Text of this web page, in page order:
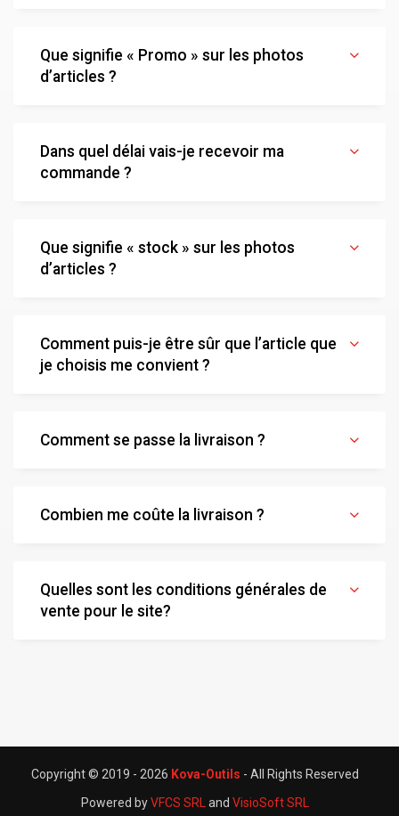
Que signifie « Promo » sur les photos
d’articles ?
Dans quel délai vais-je recevoir ma
commande ?
Que signifie « stock » sur les photos
d’articles ?
Comment puis-je être sûr que l’article que
je choisis me convient ?
Comment se passe la livraison ?
Combien me coûte la livraison ?
Quelles sont les conditions générales de
vente pour le site?
Copyright © 2019 - 2026 Kova-Outils - All Rights Reserved
Powered byVFCS SRL and VisioSoft SRL